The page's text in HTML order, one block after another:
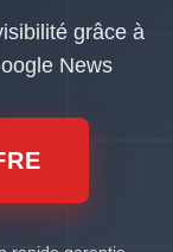
grâce à
News